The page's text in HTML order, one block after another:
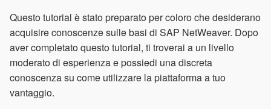
Questo tutorial è stato preparato per coloro che desiderano
acquisire conoscenze sulle basi di SAP NetWeaver. Dopo
aver completato questo tutorial, ti troverai a un livello
moderato di esperienza e possiedi una discreta
conoscenza su come utilizzare la piattaforma a tuo
vantaggio.